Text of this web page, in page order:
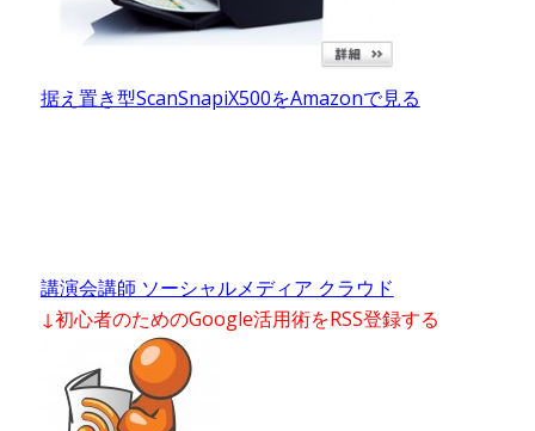
据え置き型ScanSnapiX500をAmazonで見る
講演会講師 ソーシャルメディア クラウド
↓初心者のためのGoogle活用術をRSS登録する